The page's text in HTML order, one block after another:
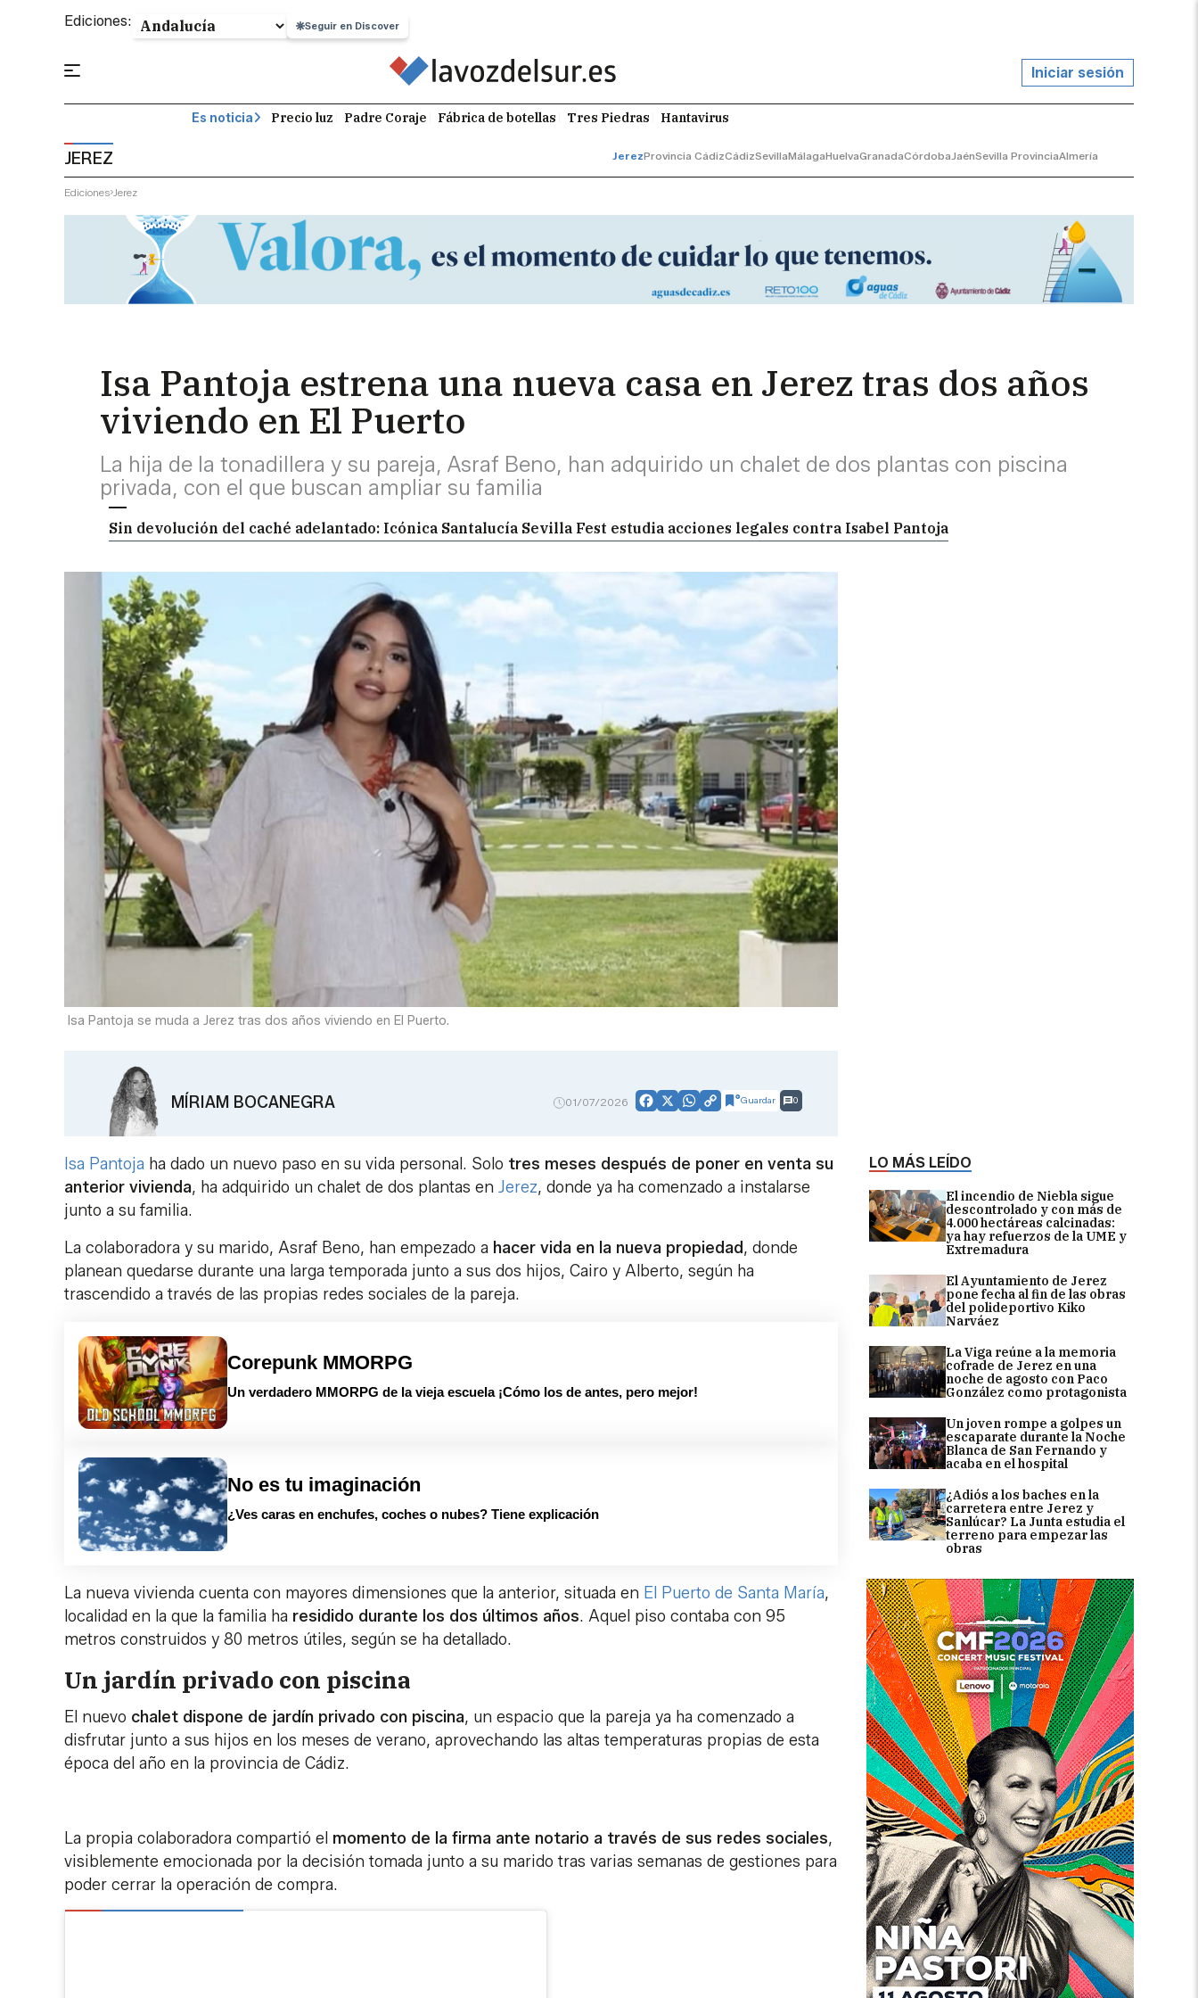
Ediciones: Seguir en Discover
Iniciar sesión
Es noticia Precio luz Padre Coraje Fábrica de botellas Tres Piedras Hantavirus
JEREZ JerezProvincia CádizCádizSevillaMálagaHuelvaGranadaCórdobaJaénSevilla ProvinciaAlmería
Ediciones Jerez
Isa Pantoja estrena una nueva casa en Jerez tras dos años
viviendo en El Puerto
La hija de la tonadillera y su pareja, Asraf Beno, han adquirido un chalet de dos plantas con piscina
privada, con el que buscan ampliar su familia
Sin devolución del caché adelantado: Icónica Santalucía Sevilla Fest estudia acciones legales contra Isabel Pantoja
LO MÁS LEÍDO
El incendio de Niebla sigue
descontrolado y con más de
4.000 hectáreas calcinadas:
ya hay refuerzos de la UME y
Extremadura
El Ayuntamiento de Jerez
pone fecha al fin de las obras
del polideportivo Kiko
Narváez
La Viga reúne a la memoria
cofrade de Jerez en una
noche de agosto con Paco
González como protagonista
Un joven rompe a golpes un
escaparate durante la Noche
Blanca de San Fernando y
acaba en el hospital
¿Adiós a los baches en la
carretera entre Jerez y
Sanlúcar? La Junta estudia el
terreno para empezar las
obras
Isa Pantoja se muda a Jerez tras dos años viviendo en El Puerto.
MÍRIAM BOCANEGRA 01/07/2026 Facebook
X WhatsApp
CopyGuardar 0
Isa Pantoja ha dado un nuevo paso en su vida personal. Solo tres meses después de poner en venta su
anterior vivienda, ha adquirido un chalet de dos plantas en Jerez, donde ya ha comenzado a instalarse
junto a su familia.
La colaboradora y su marido, Asraf Beno, han empezado a hacer vida en la nueva propiedad, donde
planean quedarse durante una larga temporada junto a sus dos hijos, Cairo y Alberto, según ha
trascendido a través de las propias redes sociales de la pareja.
Corepunk MMORPG
Un verdadero MMORPG de la vieja escuela ¡Cómo los de antes, pero mejor!
No es tu imaginación
¿Ves caras en enchufes, coches o nubes? Tiene explicación
La nueva vivienda cuenta con mayores dimensiones que la anterior, situada en El Puerto de Santa María,
localidad en la que la familia ha residido durante los dos últimos años. Aquel piso contaba con 95
metros construidos y 80 metros útiles, según se ha detallado.
Un jardín privado con piscina
El nuevo chalet dispone de jardín privado con piscina, un espacio que la pareja ya ha comenzado a
disfrutar junto a sus hijos en los meses de verano, aprovechando las altas temperaturas propias de esta
época del año en la provincia de Cádiz.
La propia colaboradora compartió el momento de la firma ante notario a través de sus redes sociales,
visiblemente emocionada por la decisión tomada junto a su marido tras varias semanas de gestiones para
poder cerrar la operación de compra.